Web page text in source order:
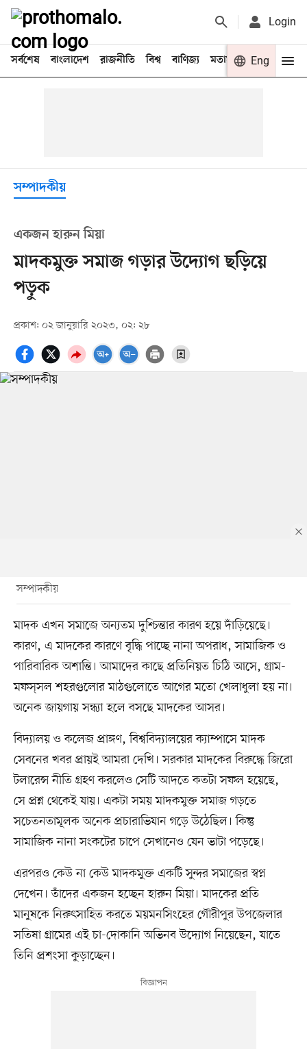
Login
সর্বশেষ বাংলাদেশ রাজনীতি বিশ্ব বাণিজ্য মতামত খেলা
Eng
সম্পাদকীয়
একজন হারুন মিয়া
মাদকমুক্ত সমাজ গড়ার উদ্যোগ ছড়িয়ে
পড়ুক
প্রকাশ: ০২ জানুয়ারি ২০২৩, ০২: ২৮
সম্পাদকীয়
মাদক এখন সমাজে অন্যতম দুশ্চিন্তার কারণ হয়ে দাঁড়িয়েছে।
কারণ, এ মাদকের কারণে বৃদ্ধি পাচ্ছে নানা অপরাধ, সামাজিক ও
পারিবারিক অশান্তি। আমাদের কাছে প্রতিনিয়ত চিঠি আসে, গ্রাম-
মফস্‌সল শহরগুলোর মাঠগুলোতে আগের মতো খেলাধুলা হয় না।
অনেক জায়গায় সন্ধ্যা হলে বসছে মাদকের আসর।
বিদ্যালয় ও কলেজ প্রাঙ্গণ, বিশ্ববিদ্যালয়ের ক্যাম্পাসে মাদক
সেবনের খবর প্রায়ই আমরা দেখি। সরকার মাদকের বিরুদ্ধে জিরো
টলারেন্স নীতি গ্রহণ করলেও সেটি আদতে কতটা সফল হয়েছে,
সে প্রশ্ন থেকেই যায়। একটা সময় মাদকমুক্ত সমাজ গড়তে
সচেতনতামূলক অনেক প্রচারাভিযান গড়ে উঠেছিল। কিন্তু
সামাজিক নানা সংকটের চাপে সেখানেও যেন ভাটা পড়েছে।
এরপরও কেউ না কেউ মাদকমুক্ত একটি সুন্দর সমাজের স্বপ্ন
দেখেন। তাঁদের একজন হচ্ছেন হারুন মিয়া। মাদকের প্রতি
মানুষকে নিরুৎসাহিত করতে ময়মনসিংহের গৌরীপুর উপজেলার
সতিষা গ্রামের এই চা-দোকানি অভিনব উদ্যোগ নিয়েছেন, যাতে
তিনি প্রশংসা কুড়াচ্ছেন।